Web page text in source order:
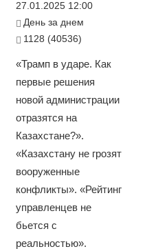
27.01.2025 12:00
День за днем
1128 (40536)
«Трамп в ударе. Как
первые решения
новой администрации
отразятся на
Казахстане?».
«Казахстану не грозят
вооруженные
конфликты». «Рейтинг
управленцев не
бьется с
реальностью».